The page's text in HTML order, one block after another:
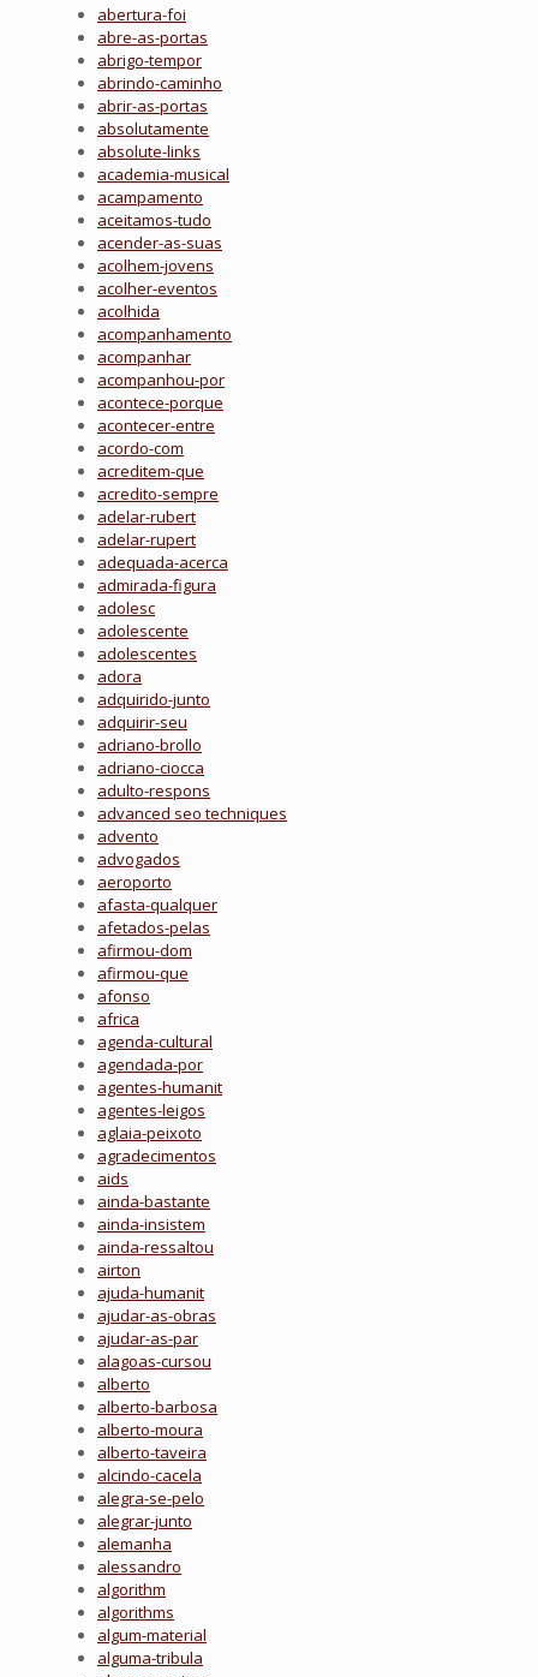
abertura-foi
abre-as-portas
abrigo-tempor
abrindo-caminho
abrir-as-portas
absolutamente
absolute-links
academia-musical
acampamento
aceitamos-tudo
acender-as-suas
acolhem-jovens
acolher-eventos
acolhida
acompanhamento
acompanhar
acompanhou-por
acontece-porque
acontecer-entre
acordo-com
acreditem-que
acredito-sempre
adelar-rubert
adelar-rupert
adequada-acerca
admirada-figura
adolesc
adolescente
adolescentes
adora
adquirido-junto
adquirir-seu
adriano-brollo
adriano-ciocca
adulto-respons
advanced seo techniques
advento
advogados
aeroporto
afasta-qualquer
afetados-pelas
afirmou-dom
afirmou-que
afonso
africa
agenda-cultural
agendada-por
agentes-humanit
agentes-leigos
aglaia-peixoto
agradecimentos
aids
ainda-bastante
ainda-insistem
ainda-ressaltou
airton
ajuda-humanit
ajudar-as-obras
ajudar-as-par
alagoas-cursou
alberto
alberto-barbosa
alberto-moura
alberto-taveira
alcindo-cacela
alegra-se-pelo
alegrar-junto
alemanha
alessandro
algorithm
algorithms
algum-material
alguma-tribula